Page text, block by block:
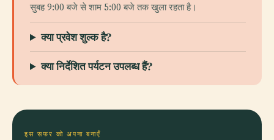
सुबह 9:00 बजे से शाम 5:00 बजे तक खुला रहता है।
क्या प्रवेश शुल्क है?
क्या निर्देशित पर्यटन उपलब्ध हैं?
इस सफर को अपना बनाएँ